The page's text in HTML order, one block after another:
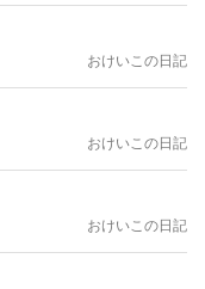
おけいこの日記
おけいこの日記
おけいこの日記